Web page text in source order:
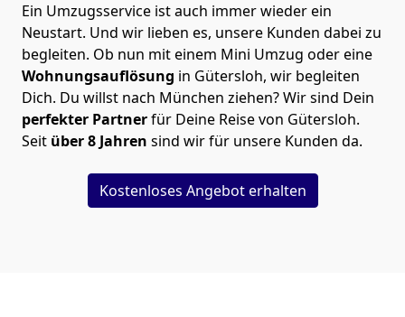
Ein Umzugsservice ist auch immer wieder ein
Neustart. Und wir lieben es, unsere Kunden dabei zu
begleiten. Ob nun mit einem Mini Umzug oder eine
Wohnungsauflösung in Gütersloh, wir begleiten
Dich. Du willst nach München ziehen? Wir sind Dein
perfekter Partnerfür Deine Reise von Gütersloh.
Seit über 8 Jahren sind wir für unsere Kunden da.
Kostenloses Angebot erhalten